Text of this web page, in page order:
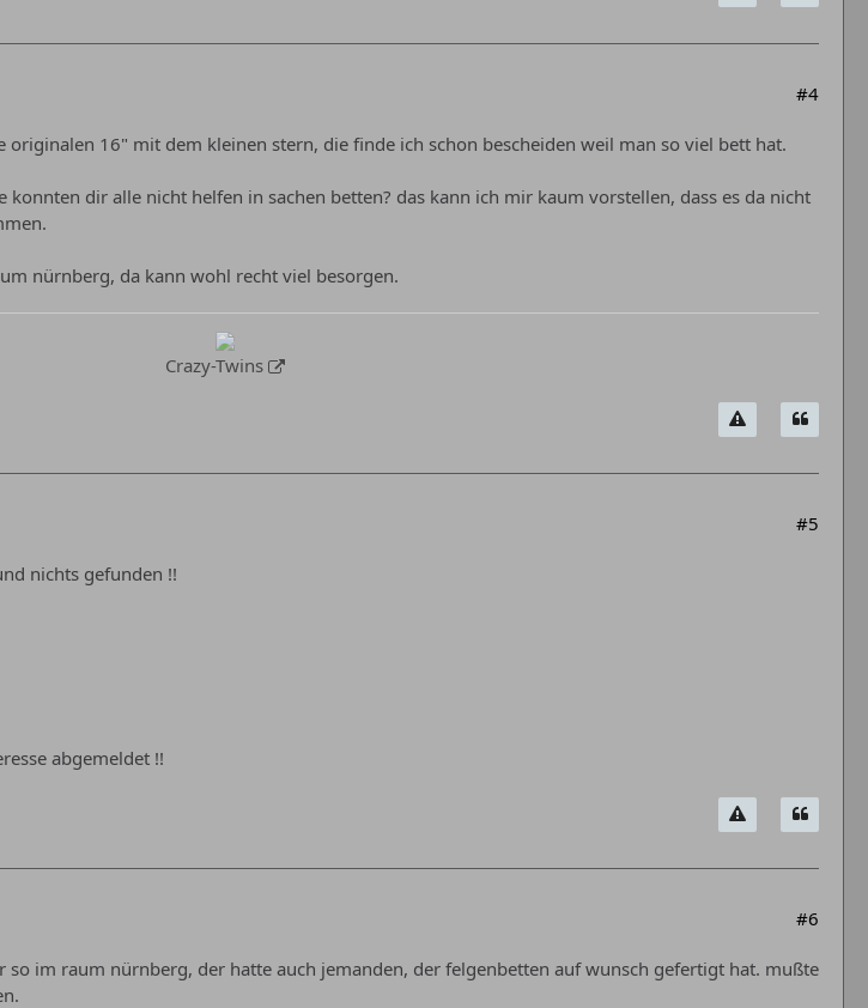
#4
originalen 16" mit dem kleinen stern, die finde ich schon bescheiden weil man so viel bett hat.
dir alle nicht helfen in sachen betten? das kann ich mir kaum vorstellen, dass es da nicht
nürnberg, da kann wohl recht viel besorgen.
Crazy-Twins
#5
nichts gefunden !!
abgemeldet !!
#6
im raum nürnberg, der hatte auch jemanden, der felgenbetten auf wunsch gefertigt hat. mußte